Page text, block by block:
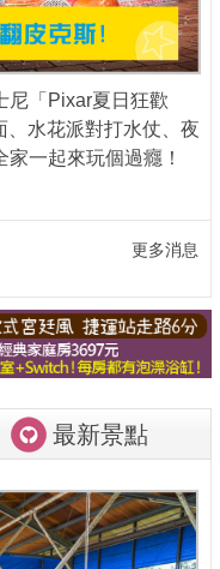
尼「Pixar夏日狂歡
、水花派對打水仗、夜
一起來玩個過癮！
更多消息
最新景點